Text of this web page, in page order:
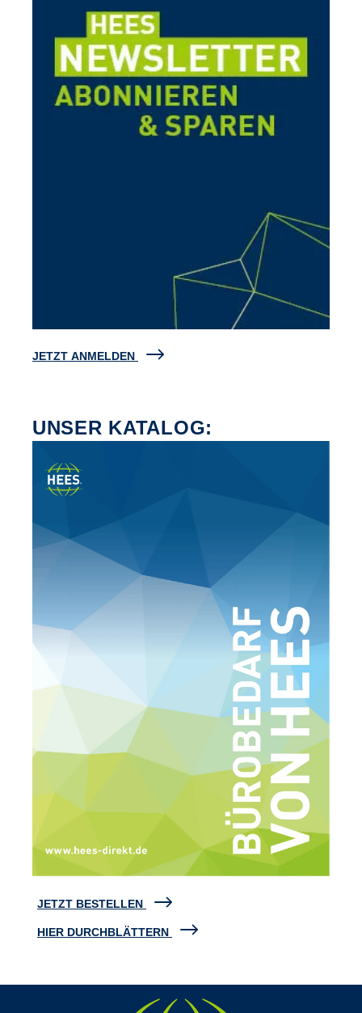
JETZT ANMELDEN
UNSER KATALOG:
JETZT BESTELLEN
HIER DURCHBLÄTTERN